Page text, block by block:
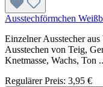
Ausstechförmchen
Einzelner Ausstecher
Ausstechen von Teig,
Knetmasse, Wachs, Ton
Regulärer Preis: 3,95 €